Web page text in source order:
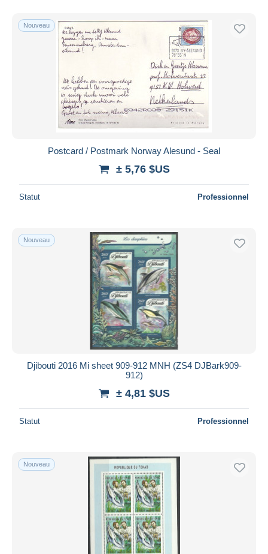
Nouveau
Postcard / Postmark Norway Alesund - Seal
± 5,76 $US
Statut Professionnel
Nouveau
Djibouti 2016 Mi sheet 909-912 MNH (ZS4 DJBark909-
912)
± 4,81 $US
Statut Professionnel
Nouveau